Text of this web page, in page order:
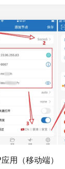
用（移动端）